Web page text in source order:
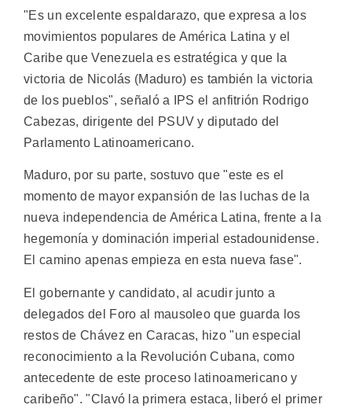
"Es un excelente espaldarazo, que expresa a los
movimientos populares de América Latina y el
Caribe que Venezuela es estratégica y que la
victoria de Nicolás (Maduro) es también la victoria
de los pueblos", señaló a IPS el anfitrión Rodrigo
Cabezas, dirigente del PSUV y diputado del
Parlamento Latinoamericano.
Maduro, por su parte, sostuvo que "este es el
momento de mayor expansión de las luchas de la
nueva independencia de América Latina, frente a la
hegemonía y dominación imperial estadounidense.
El camino apenas empieza en esta nueva fase".
El gobernante y candidato, al acudir junto a
delegados del Foro al mausoleo que guarda los
restos de Chávez en Caracas, hizo "un especial
reconocimiento a la Revolución Cubana, como
antecedente de este proceso latinoamericano y
caribeño". "Clavó la primera estaca, liberó el primer